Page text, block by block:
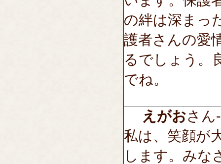
の絆は深まっ
護者さんの愛
るでしょう。
でね。
えがおさん
私は、笑顔が
します。みな